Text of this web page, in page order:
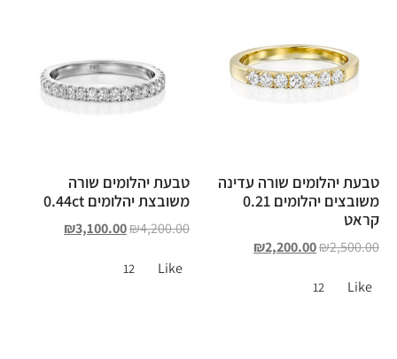
טבעת יהלומים שורה עדינה
משובצים יהלומים 0.21
קראט
₪2,500.00
₪2,200.00
Like
12
טבעת יהלומים שורה
משובצת יהלומים 0.44ct
₪4,200.00
₪3,100.00
Like
12